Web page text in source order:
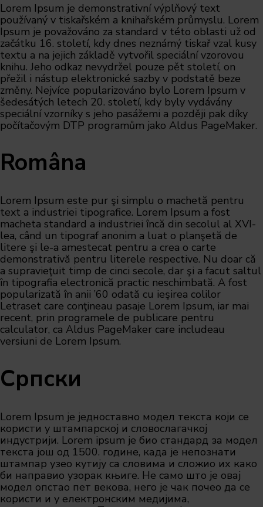
Lorem Ipsum je demonstrativní výplňový text
používaný v tiskařském a knihařském průmyslu. Lorem
Ipsum je považováno za standard v této oblasti už od
začátku 16. století, kdy dnes neznámý tiskař vzal kusy
textu a na jejich základě vytvořil speciální vzorovou
knihu. Jeho odkaz nevydržel pouze pět století, on
přežil i nástup elektronické sazby v podstatě beze
změny. Nejvíce popularizováno bylo Lorem Ipsum v
šedesátých letech 20. století, kdy byly vydávány
speciální vzorníky s jeho pasážemi a později pak díky
počítačovým DTP programům jako Aldus PageMaker.
Româna
Lorem Ipsum este pur şi simplu o machetă pentru
text a industriei tipografice. Lorem Ipsum a fost
macheta standard a industriei încă din secolul al XVI-
lea, când un tipograf anonim a luat o planşetă de
litere şi le-a amestecat pentru a crea o carte
demonstrativă pentru literele respective. Nu doar că
a supravieţuit timp de cinci secole, dar şi a facut saltul
în tipografia electronică practic neschimbată. A fost
popularizată în anii ’60 odată cu ieşirea colilor
Letraset care conţineau pasaje Lorem Ipsum, iar mai
recent, prin programele de publicare pentru
calculator, ca Aldus PageMaker care includeau
versiuni de Lorem Ipsum.
Српски
Lorem Ipsum је једноставно модел текста који се
користи у штампарској и словослагачкој
индустрији. Lorem ipsum је био стандард за модел
текста још од 1500. године, када је непознати
штампар узео кутију са словима и сложио их како
би направио узорак књиге. Не само што је овај
модел опстао пет векова, него је чак почео да се
користи и у електронским медијима,